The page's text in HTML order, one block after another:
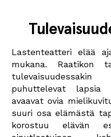
Lastenteatteri elää
mukana. Raatikon
puhuttelevat lapsia
avaavat ovia
suuri osa elämästä
korostuu elävän